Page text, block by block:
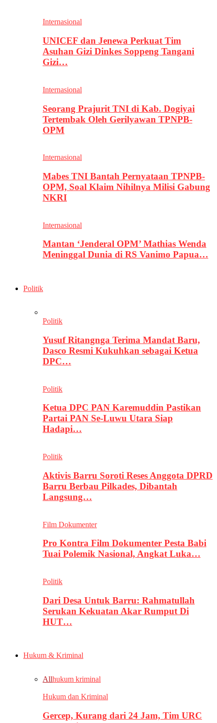
Internasional
UNICEF dan Jenewa Perkuat Tim
Asuhan Gizi Dinkes Soppeng Tangani
Gizi…
Internasional
Seorang Prajurit TNI di Kab. Dogiyai
Tertembak Oleh Gerilyawan TPNPB-
OPM
Internasional
Mabes TNI Bantah Pernyataan TPNPB-
OPM, Soal Klaim Nihilnya Milisi Gabung
NKRI
Internasional
Mantan ‘Jenderal OPM’ Mathias Wenda
Meninggal Dunia di RS Vanimo Papua…
Politik
Politik
Yusuf Ritangnga Terima Mandat Baru,
Dasco Resmi Kukuhkan sebagai Ketua
DPC…
Politik
Ketua DPC PAN Karemuddin Pastikan
Partai PAN Se-Luwu Utara Siap
Hadapi…
Politik
Aktivis Barru Soroti Reses Anggota DPRD
Barru Berbau Pilkades, Dibantah
Langsung…
Film Dokumenter
Pro Kontra Film Dokumenter Pesta Babi
Tuai Polemik Nasional, Angkat Luka…
Politik
Dari Desa Untuk Barru: Rahmatullah
Serukan Kekuatan Akar Rumput Di
HUT…
Hukum & Kriminal
Allhukum kriminal
Hukum dan Kriminal
Gercep, Kurang dari 24 Jam, Tim URC